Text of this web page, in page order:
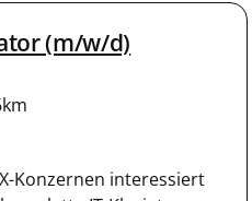
(m/w/d)
Konzernen interessiert